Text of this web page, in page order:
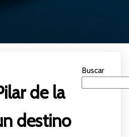
de la
destino
Buscar